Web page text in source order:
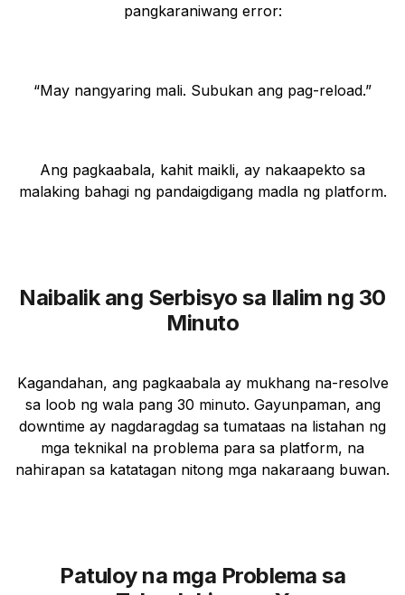
pangkaraniwang error:
“May nangyaring mali. Subukan ang pag-reload.”
Ang pagkaabala, kahit maikli, ay nakaapekto sa
malaking bahagi ng pandaigdigang madla ng platform.
Naibalik ang Serbisyo sa Ilalim ng 30
Minuto
Kagandahan, ang pagkaabala ay mukhang na-resolve
sa loob ng wala pang 30 minuto. Gayunpaman, ang
downtime ay nagdaragdag sa tumataas na listahan ng
mga teknikal na problema para sa platform, na
nahirapan sa katatagan nitong mga nakaraang buwan.
Patuloy na mga Problema sa